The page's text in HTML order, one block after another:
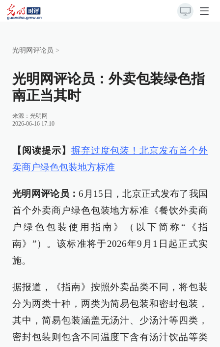
光明网评论员 >
光明网评论员：外卖包装绿色指
南正当其时
来源： 光明网
2026-06-16 17:10
【阅读提示】 摒弃过度包装！北京发布首个外
卖商户绿色包装地方标准
光明网评论员：6月15日，北京正式发布了我国
首个外卖商户绿色包装地方标准《餐饮外卖商
户绿色包装使用指南》（以下简称“《指
南》”）。该标准将于2026年9月1日起正式实
施。
据报道，《指南》按照外卖品类不同，将包装
分为两类十种，两类为简易包装和密封包装，
其中，简易包装涵盖无汤汁、少汤汁等四类，
密封包装则包含不同温度下含有汤汁饮品等类